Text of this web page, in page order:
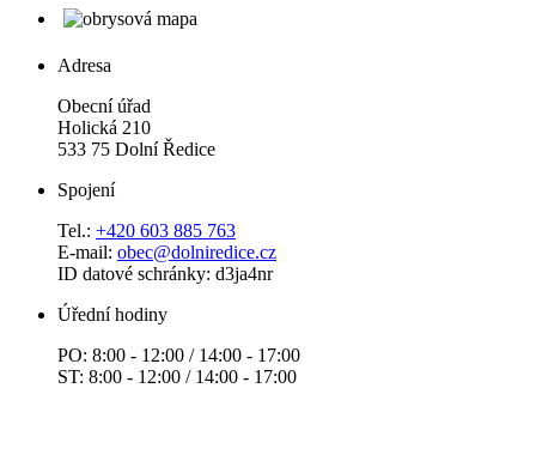
Adresa
Obecní úřad
Holická 210
533 75 Dolní Ředice
Spojení
Tel.: +420 603 885 763
E-mail: obec@dolniredice.cz
ID datové schránky: d3ja4nr
Úřední hodiny
PO: 8:00 - 12:00 / 14:00 - 17:00
ST: 8:00 - 12:00 / 14:00 - 17:00